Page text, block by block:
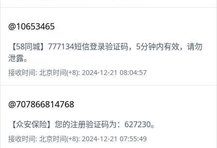
@10653465
【58同城】777134短信登录验证码，5分钟内有效，请勿
泄露。
接收时间: 北京时间(+8): 2024-12-21 08:04:57
@707866814768
【众安保险】您的注册验证码为：627230。
接收时间: 北京时间(+8): 2024-12-21 07:55:49